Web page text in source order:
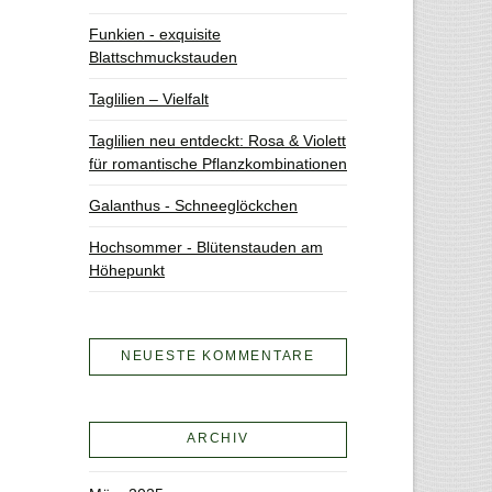
Funkien - exquisite
Blattschmuckstauden
Taglilien – Vielfalt
Taglilien neu entdeckt: Rosa & Violett
für romantische Pflanzkombinationen
Galanthus - Schneeglöckchen
Hochsommer - Blütenstauden am
Höhepunkt
NEUESTE KOMMENTARE
ARCHIV